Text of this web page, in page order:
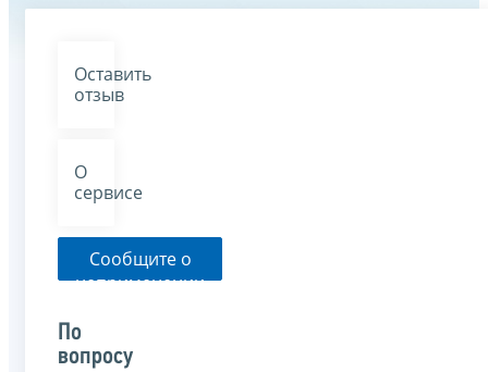
Оставить
отзыв
О
сервисе
Сообщите о
неприменении
указанного
По
вопросу